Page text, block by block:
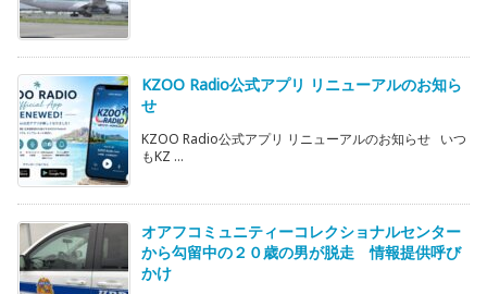
KZOO Radio公式アプリ リニューアルのお知ら
せ
KZOO Radio公式アプリ リニューアルのお知らせ いつ
もKZ ...
オアフコミュニティーコレクショナルセンター
から勾留中の２０歳の男が脱走 情報提供呼び
かけ